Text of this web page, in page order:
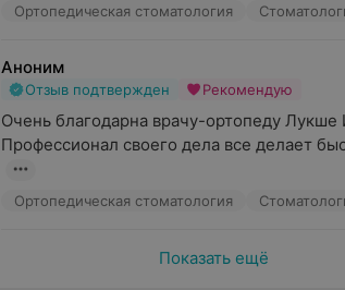
Ортопедическая стоматология
Аноним
Отзыв подтвержден Рекомендую
Очень благодарна врачу-ортопеду
Профессионал своего дела все делает
Ортопедическая стоматология
Показать ещё